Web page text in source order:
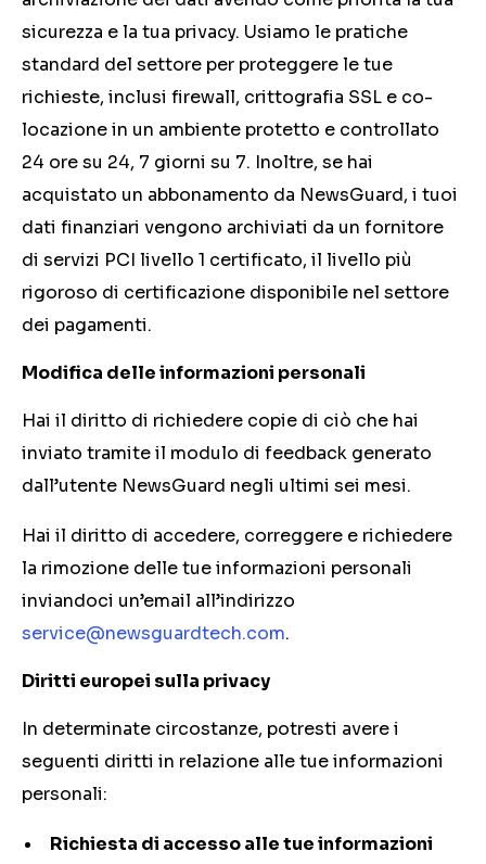
sicurezza e la tua privacy. Usiamo le pratiche
standard del settore per proteggere le tue
richieste, inclusi firewall, crittografia SSL e co-
locazione in un ambiente protetto e controllato
24 ore su 24, 7 giorni su 7. Inoltre, se hai
acquistato un abbonamento da NewsGuard, i tuoi
dati finanziari vengono archiviati da un fornitore
di servizi PCI livello 1 certificato, il livello più
rigoroso di certificazione disponibile nel settore
dei pagamenti.
Modifica delle informazioni personali
Hai il diritto di richiedere copie di ciò che hai
inviato tramite il modulo di feedback generato
dall’utente NewsGuard negli ultimi sei mesi.
Hai il diritto di accedere, correggere e richiedere
la rimozione delle tue informazioni personali
inviandoci un’email all’indirizzo
service@newsguardtech.com.
Diritti europei sulla privacy
In determinate circostanze, potresti avere i
seguenti diritti in relazione alle tue informazioni
personali:
Richiesta di accesso alle tue informazioni